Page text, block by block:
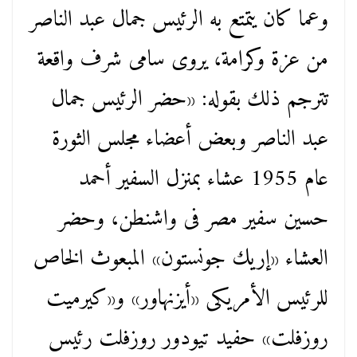
وعما كان يتمتع به الرئيس جمال عبد الناصر
من عزة وكرامة، يروى سامى شرف واقعة
تترجم ذلك بقوله: «حضر الرئيس جمال
عبد الناصر وبعض أعضاء مجلس الثورة
عام 1955 عشاء بمنزل السفير أحمد
حسين سفير مصر فى واشنطن، وحضر
العشاء «إريك جونستون» المبعوث الخاص
للرئيس الأمريكى «أيزنهاور» و«كيرميت
روزفلت» حفيد تيودور روزفلت رئيس